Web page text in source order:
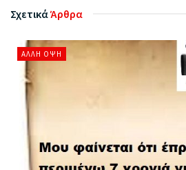
ΣχετικάΆρθρα
ΆΛΛΗ ΌΨΗ